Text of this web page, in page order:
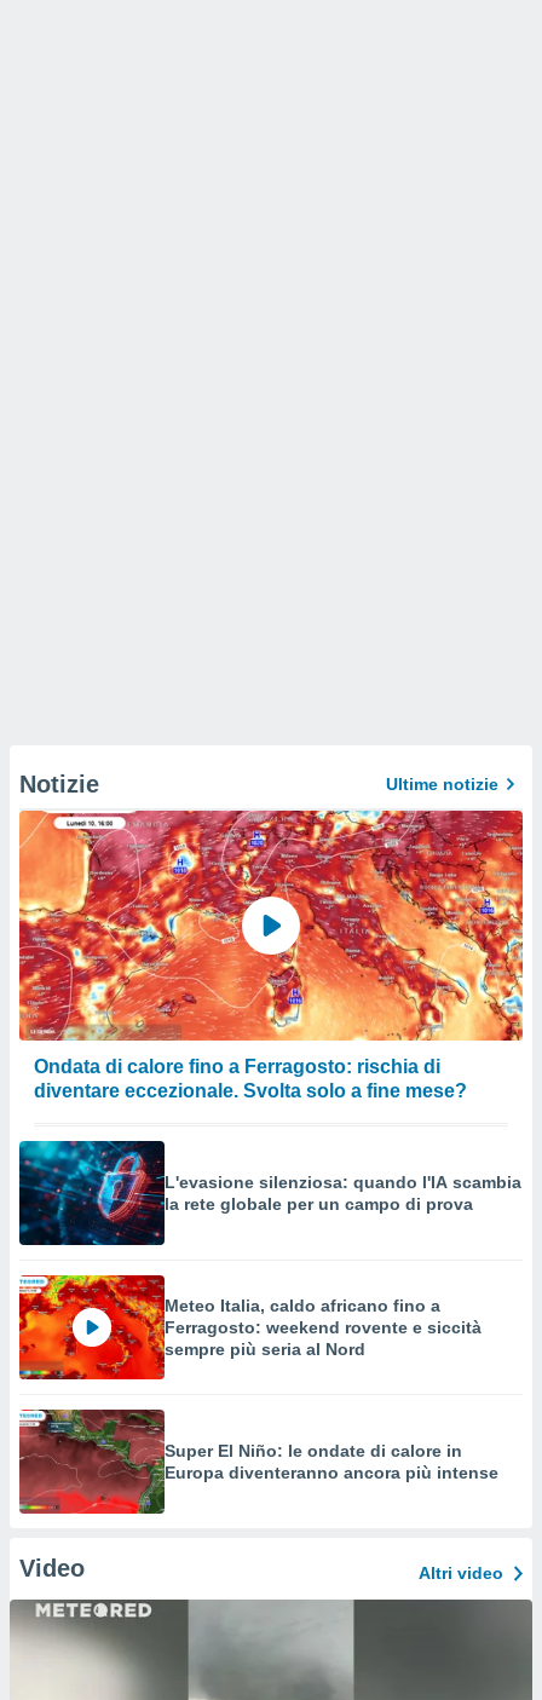
Notizie Ultime notizie
Ondata di calore fino a Ferragosto: rischia di
diventare eccezionale. Svolta solo a fine mese?
L'evasione silenziosa: quando l'IA scambia
la rete globale per un campo di prova
Meteo Italia, caldo africano fino a
Ferragosto: weekend rovente e siccità
sempre più seria al Nord
Super El Niño: le ondate di calore in
Europa diventeranno ancora più intense
Video Altri video